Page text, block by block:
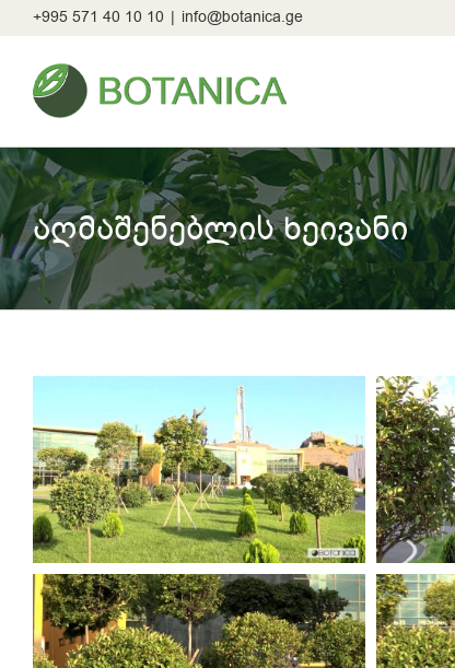
+995 571 40 10 10 | info@botanica.ge
აღმაშენებლის ხეივანი